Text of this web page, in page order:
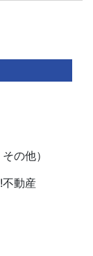
の他）
動産